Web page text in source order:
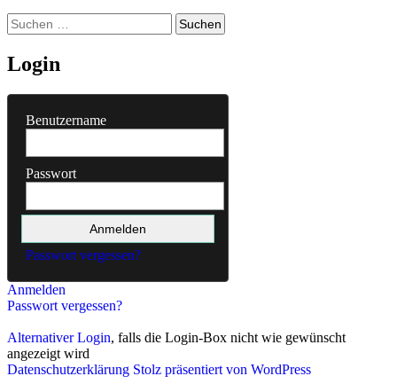
Suchen
nach:
Login
Benutzername
Passwort
Passwort vergessen?
Anmelden
Passwort vergessen?
Alternativer Login, falls die Login-Box nicht wie gewünscht
angezeigt wird
Datenschutzerklärung Stolz präsentiert von WordPress